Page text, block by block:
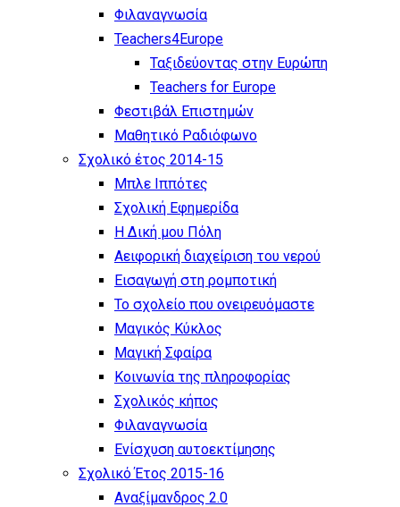
Φιλαναγνωσία
Teachers4Europe
Ταξιδεύοντας στην Ευρώπη
Teachers for Europe
Φεστιβάλ Επιστημών
Μαθητικό Ραδιόφωνο
Σχολικό έτος 2014-15
Μπλε Ιππότες
Σχολική Εφημερίδα
Η Δική μου Πόλη
Αειφορική διαχείριση του νερού
Εισαγωγή στη ρομποτική
Το σχολείο που ονειρευόμαστε
Μαγικός Κύκλος
Μαγική Σφαίρα
Kοινωνία της πληροφορίας
Σχολικός κήπος
Φιλαναγνωσία
Eνίσχυση αυτοεκτίμησης
Σχολικό Έτος 2015-16
Αναξίμανδρος 2.0